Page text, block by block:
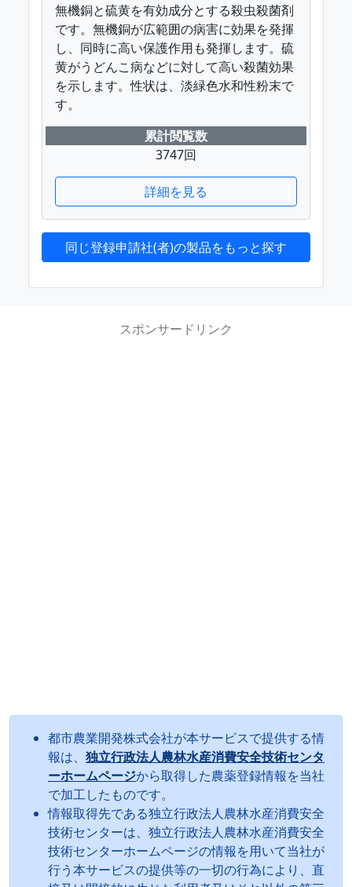
無機銅と硫黄を有効成分とする殺虫殺菌剤
です。無機銅が広範囲の病害に効果を発揮
し、同時に高い保護作用も発揮します。硫
黄がうどんこ病などに対して高い殺菌効果
を示します。性状は、淡緑色水和性粉末で
す。
累計閲覧数
3747回
詳細を見る
同じ登録申請社(者)の製品をもっと探す
スポンサードリンク
都市農業開発株式会社が本サービスで提供する情
報は、 独立行政法人農林水産消費安全技術センタ
ーホームページから取得した農薬登録情報を当社
で加工したものです。
情報取得先である独立行政法人農林水産消費安全
技術センターは、独立行政法人農林水産消費安全
技術センターホームページの情報を用いて当社が
行う本サービスの提供等の一切の行為により、直